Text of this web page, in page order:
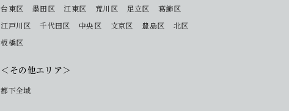
台東区 墨田区 江東区 荒川区 足立区
葛飾区
江戸川区
千代田区 中央区 文京区 豊島区
北区
板橋区
＜その他エリア＞
都下全域